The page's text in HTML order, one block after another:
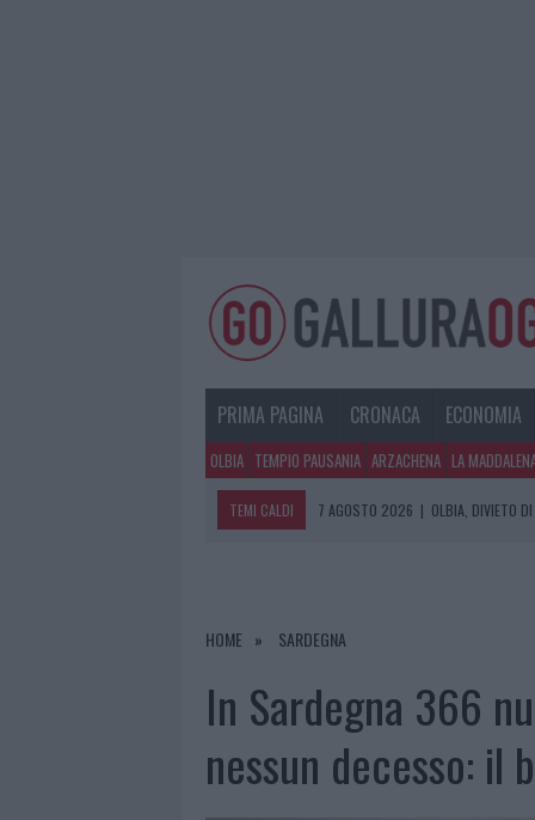
PRIMA PAGINA CRONACA ECONOMIA
OLBIA TEMPIO PAUSANIA ARZACHENA LA
TEMI CALDI 7 AGOSTO 2026 | OLBIA, DIVIETO
7 AGOSTO 2026
HOME SARDEGNA
In Sardegna 366
nessun decesso: il